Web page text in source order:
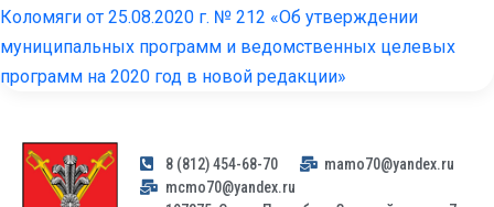
Коломяги от 25.08.2020 г. № 212 «Об утверждении
муниципальных программ и ведомственных целевых
программ на 2020 год в новой редакции»
8 (812) 454-68-70
mamo70@yandex.ru
mcmo70@yandex.ru